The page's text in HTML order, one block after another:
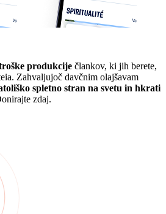
produkcije člankov, ki jih berete,
Zahvaljujoč davčnim olajšavam
spletno stran na svetu in hkrati
zdaj.